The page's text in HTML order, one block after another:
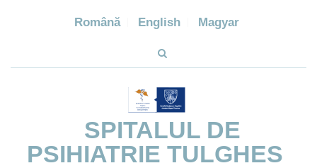
Română English Magyar
SPITALUL DE
PSIHIATRIE TULGHES